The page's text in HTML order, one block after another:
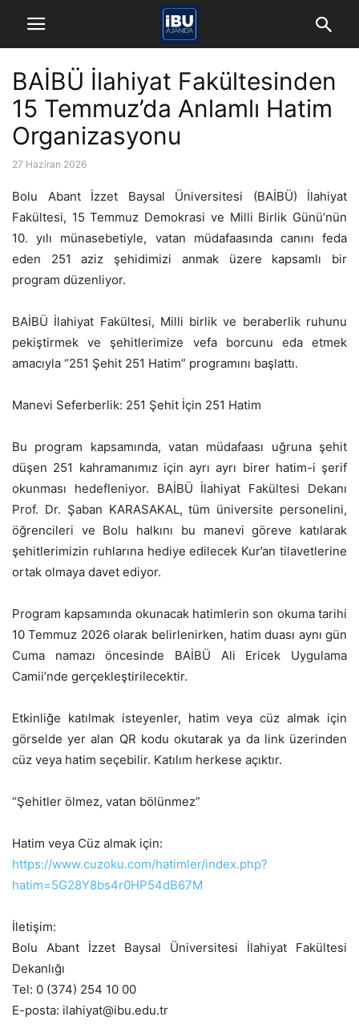
BAİBÜ İlahiyat Fakültesinden
15 Temmuz’da Anlamlı Hatim
Organizasyonu
27 Haziran 2026
Bolu Abant İzzet Baysal Üniversitesi (BAİBÜ) İlahiyat
Fakültesi, 15 Temmuz Demokrasi ve Milli Birlik Günü’nün
10. yılı münasebetiyle, vatan müdafaasında canını feda
eden 251 aziz şehidimizi anmak üzere kapsamlı bir
program düzenliyor.
BAİBÜ İlahiyat Fakültesi, Milli birlik ve beraberlik ruhunu
pekiştirmek ve şehitlerimize vefa borcunu eda etmek
amacıyla “251 Şehit 251 Hatim” programını başlattı.
Manevi Seferberlik: 251 Şehit İçin 251 Hatim
Bu program kapsamında, vatan müdafaası uğruna şehit
düşen 251 kahramanımız için ayrı ayrı birer hatim-i şerif
okunması hedefleniyor. BAİBÜ İlahiyat Fakültesi Dekanı
Prof. Dr. Şaban KARASAKAL, tüm üniversite personelini,
öğrencileri ve Bolu halkını bu manevi göreve katılarak
şehitlerimizin ruhlarına hediye edilecek Kur’an tilavetlerine
ortak olmaya davet ediyor.
Program kapsamında okunacak hatimlerin son okuma tarihi
10 Temmuz 2026 olarak belirlenirken, hatim duası aynı gün
Cuma namazı öncesinde BAİBÜ Ali Ericek Uygulama
Camii’nde gerçekleştirilecektir.
Etkinliğe katılmak isteyenler, hatim veya cüz almak için
görselde yer alan QR kodu okutarak ya da link üzerinden
cüz veya hatim seçebilir. Katılım herkese açıktır.
“Şehitler ölmez, vatan bölünmez”
Hatim veya Cüz almak için:
https://www.cuzoku.com/hatimler/index.php?
hatim=5G28Y8bs4r0HP54dB67M
İletişim:
Bolu Abant İzzet Baysal Üniversitesi İlahiyat Fakültesi
Dekanlığı
Tel: 0 (374) 254 10 00
E-posta: ilahiyat@ibu.edu.tr